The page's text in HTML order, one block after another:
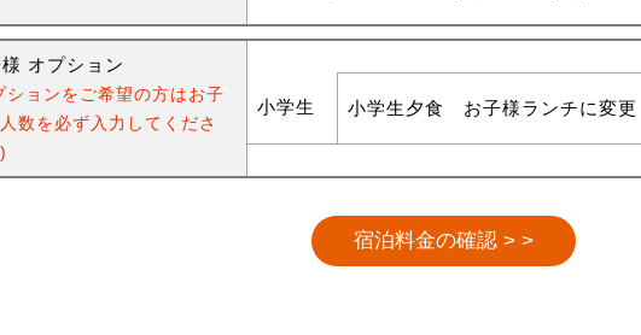
オプション
ションをご希望の方はお子
数を必ず入力してくださ
小学生 小学生夕食 お子様ランチに変更
宿泊料金の確認 > >